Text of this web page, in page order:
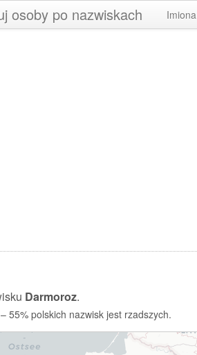
osoby po nazwiskach Imiona
Darmoroz.
55% polskich nazwisk jest rzadszych.